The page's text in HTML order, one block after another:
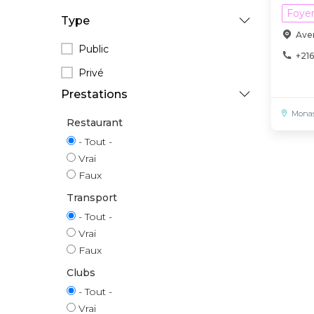
Type
Public
Privé
Prestations
Restaurant
- Tout -
Vrai
Faux
Transport
- Tout -
Vrai
Faux
Clubs
- Tout -
Vrai
Foyer